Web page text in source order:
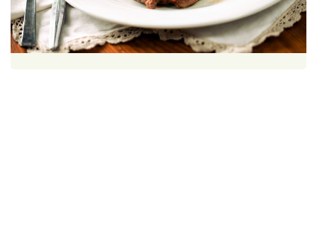
Škola vaření
Recepty z TV1 porce 30 minut